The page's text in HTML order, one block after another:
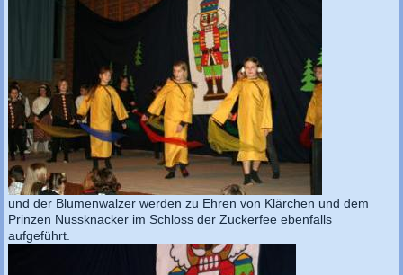
und der Blumenwalzer werden zu Ehren von Klärchen und dem
Prinzen Nussknacker im Schloss der Zuckerfee ebenfalls
aufgeführt.